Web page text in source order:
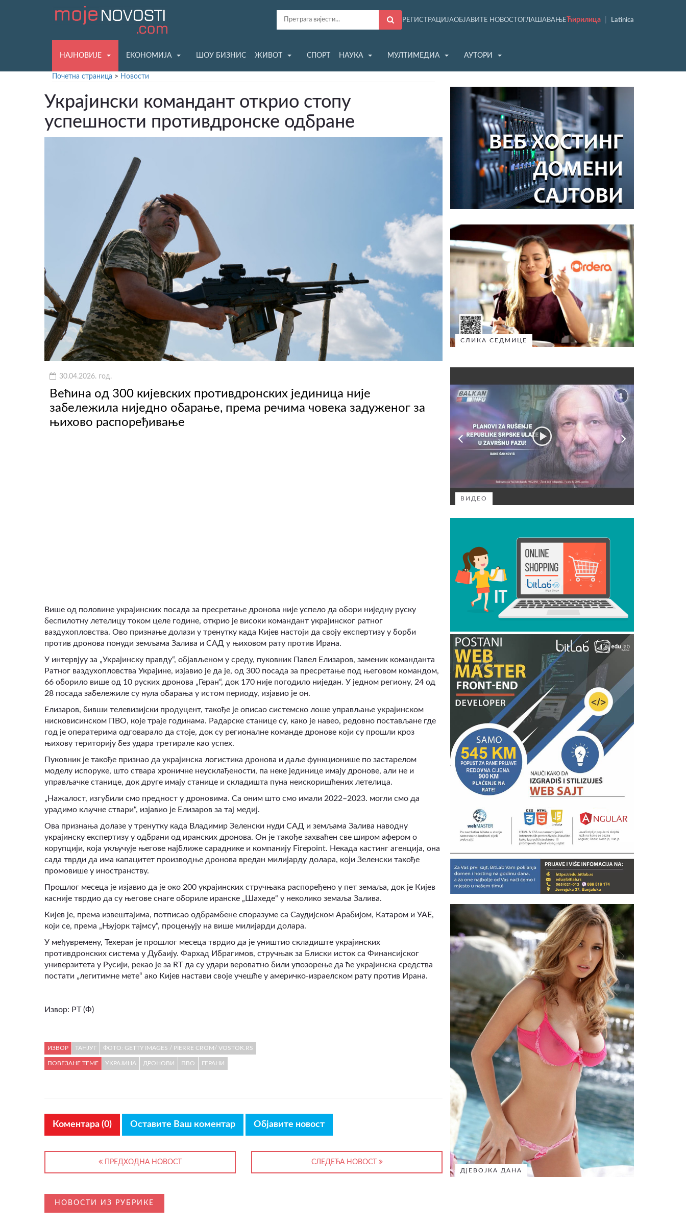
РЕГИСТРАЦИЈАОБЈАВИТЕ НОВОСТ ОГЛАШАВАЊЕ Ћирилица Latinica
НАЈНОВИЈЕ ЕКОНОМИЈА ШОУ БИЗНИС ЖИВОТ СПОРТ НАУКА МУЛТИМЕДИА АУТОРИ
Почетна страница > Новости
Украјински командант открио стопу
успешности противдронске одбране
30.04.2026. год.
Већина од 300 кијевских противдронских јединица није
забележила ниједно обарање, према речима човека задуженог за
њихово распоређивање
Више од половине украјинских посада за пресретање дронова није успело да обори ниједну руску
беспилотну летелицу током целе године, открио је високи командант украјинског ратног
ваздухопловства. Ово признање долази у тренутку када Кијев настоји да своју експертизу у борби
против дронова понуди земљама Залива и САД у њиховом рату против Ирана.
У интервјуу за „Украјинску правду“, објављеном у среду, пуковник Павел Елизаров, заменик команданта
Ратног ваздухопловства Украјине, изјавио је да је, од 300 посада за пресретање под његовом командом,
66 оборило више од 10 руских дронова „Геран“, док 170 није погодило ниједан. У једном региону, 24 од
28 посада забележиле су нула обарања у истом периоду, изјавио је он.
Елизаров, бивши телевизијски продуцент, такође је описао системско лоше управљање украјинском
нисковисинском ПВО, које траје годинама. Радарске станице су, како је навео, редовно постављане где
год је оператерима одговарало да стоје, док су регионалне команде дронове који су прошли кроз
њихову територију без удара третирале као успех.
Пуковник је такође признао да украјинска логистика дронова и даље функционише по застарелом
моделу испоруке, што ствара хроничне неусклађености, па неке јединице имају дронове, али не и
управљачке станице, док друге имају станице и складишта пуна неискоришћених летелица.
„Нажалост, изгубили смо предност у дроновима. Са оним што смо имали 2022–2023. могли смо да
урадимо кључне ствари“, изјавио је Елизаров за тај медиј.
Ова признања долазе у тренутку када Владимир Зеленски нуди САД и земљама Залива наводну
украјинску експертизу у одбрани од иранских дронова. Он је такође захваћен све широм афером о
корупцији, која укључује његове најближе сараднике и компанију Firepoint. Некада кастинг агенција, она
сада тврди да има капацитет производње дронова вредан милијарду долара, који Зеленски такође
промовише у иностранству.
Прошлог месеца је изјавио да је око 200 украјинских стручњака распоређено у пет земаља, док је Кијев
касније тврдио да су његове снаге обориле иранске „Шахеде“ у неколико земаља Залива.
Кијев је, према извештајима, потписао одбрамбене споразуме са Саудијском Арабијом, Катаром и УАЕ,
који се, према „Њујорк тајмсу“, процењују на више милијарди долара.
У међувремену, Техеран је прошлог месеца тврдио да је уништио складиште украјинских
противдронских система у Дубаију. Фархад Ибрагимов, стручњак за Блиски исток са Финансијског
универзитета у Русији, рекао је за RT да су удари вероватно били упозорење да ће украјинска средства
постати „легитимне мете“ ако Кијев настави своје учешће у америчко-израелском рату против Ирана.
Извор: РТ (Ф)
ИЗВОР ТАНЈУГ ФОТО: GETTY IMAGES / PIERRE CROM/ VOSTOK.RS
ПОВЕЗАНЕ ТЕМЕ УКРАЈИНА ДРОНОВИ ПВО ГЕРАНИ
Коментара (0) Оставите Ваш коментар Објавите новост
ПРЕДХОДНА НОВОСТ СЛЕДЕЋА НОВОСТ
НОВОСТИ ИЗ РУБРИКЕ
СЛИКА СЕДМИЦЕ
ВИДЕО
ДјЕВОЈКА ДАНА